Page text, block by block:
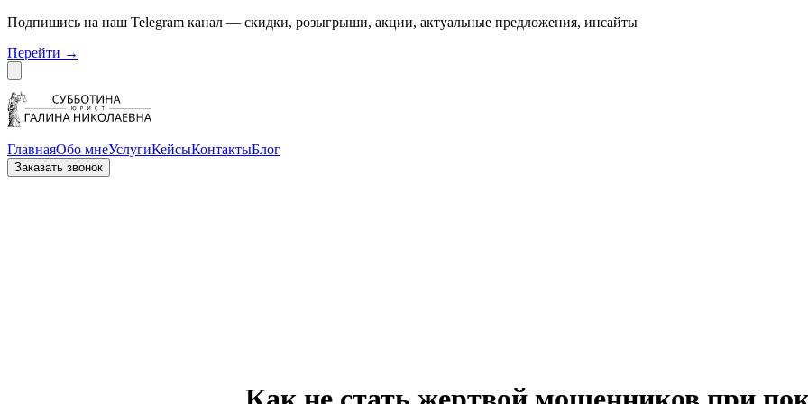
Подпишись на наш Telegram канал — скидки, розыгрыши, акции, актуальные предложения, инсайты
Перейти →
ГлавнаяОбо мнеУслугиКейсыКонтактыБлог
Заказать звонок